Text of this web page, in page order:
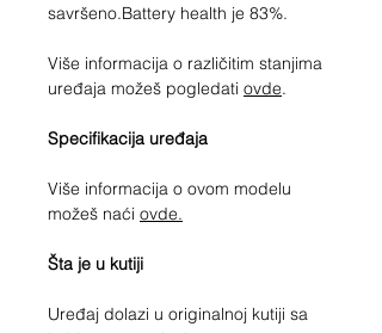
savršeno.Battery health je 83%.
Više informacija o različitim stanjima
uređaja možeš pogledati ovde.
Specifikacija uređaja
Više informacija o ovom modelu
možeš naći ovde.
Šta je u kutiji
Uređaj dolazi u originalnoj kutiji sa